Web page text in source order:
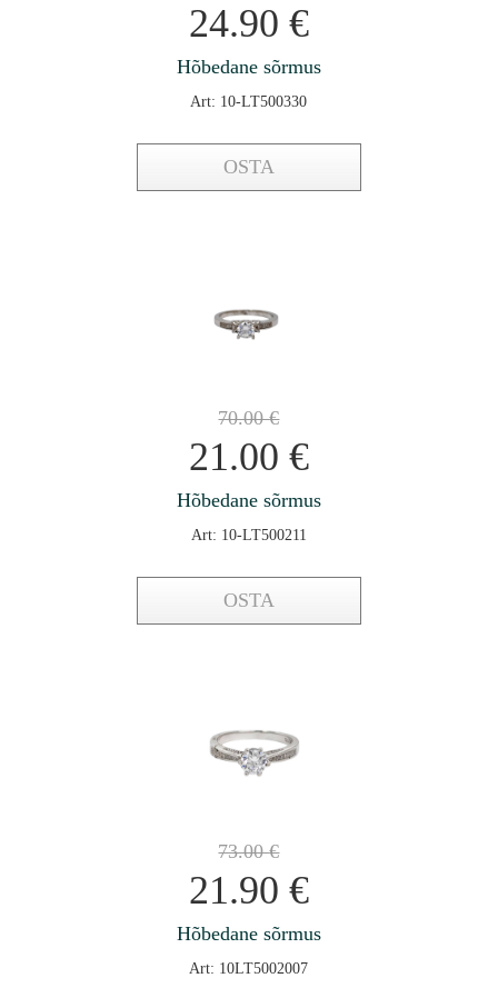
24.90 €
Hõbedane sõrmus
Art: 10-LT500330
OSTA
70.00€
21.00 €
Hõbedane sõrmus
Art: 10-LT500211
OSTA
73.00€
21.90 €
Hõbedane sõrmus
Art: 10LT5002007